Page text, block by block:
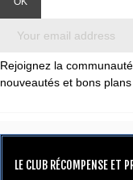
Rejoignez la
nouveautés et bons
LE CLUB RÉCOMPENSE ET